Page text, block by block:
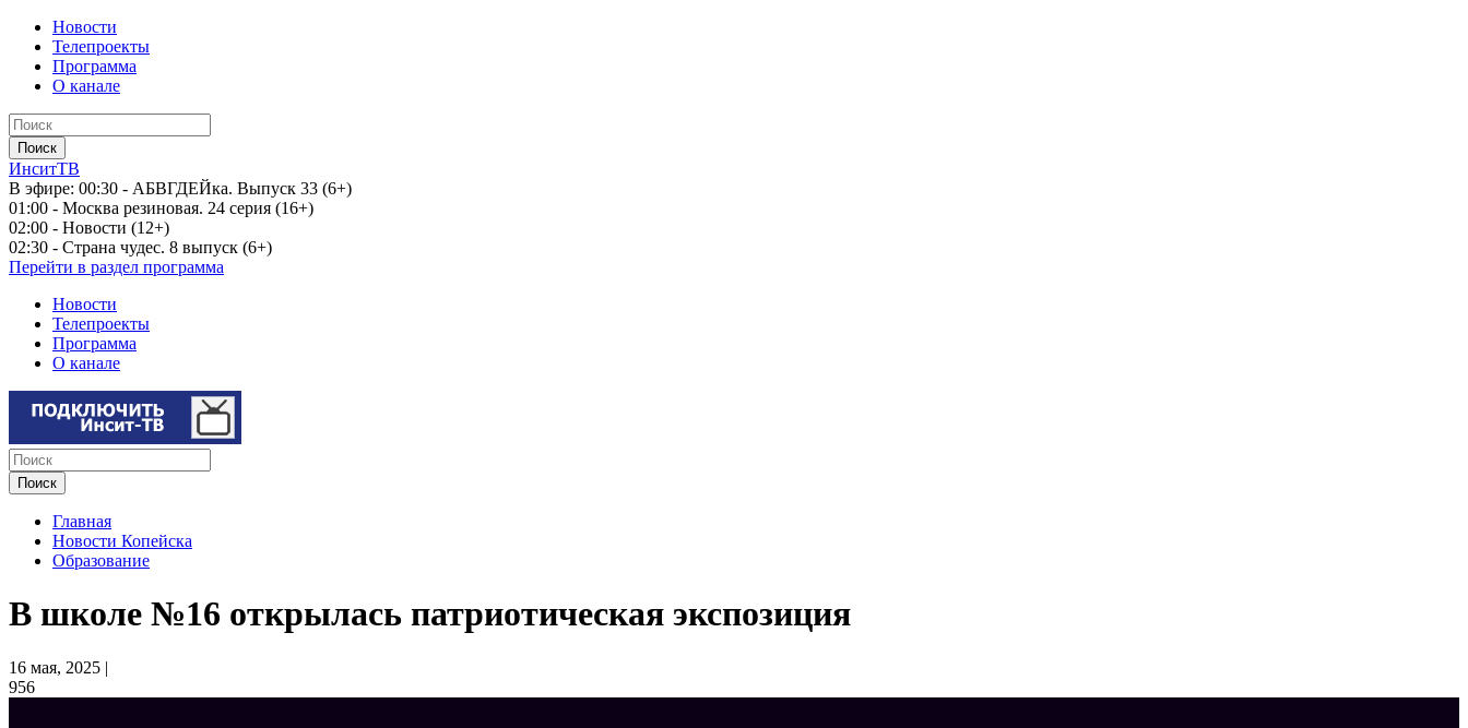
Новости
Телепроекты
Программа
О канале
ИнситТВ
В эфире: 00:30 - АБВГДЕЙка. Выпуск 33 (6+)
01:00 - Москва резиновая. 24 серия (16+)
02:00 - Новости (12+)
02:30 - Страна чудес. 8 выпуск (6+)
Перейти в раздел программа
Новости
Телепроекты
Программа
О канале
Главная
Новости Копейска
Образование
В школе №16 открылась патриотическая экспозиция
16 мая, 2025 |
956